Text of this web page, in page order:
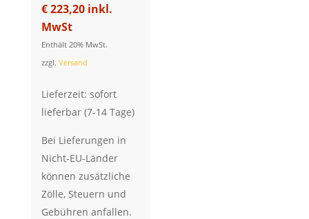
€223,20 inkl.
MwSt
Enthält 20% MwSt.
zzgl. Versand
Lieferzeit: sofort
lieferbar (7-14 Tage)
Bei Lieferungen in
Nicht-EU-Länder
können zusätzliche
Zölle, Steuern und
Gebühren anfallen.